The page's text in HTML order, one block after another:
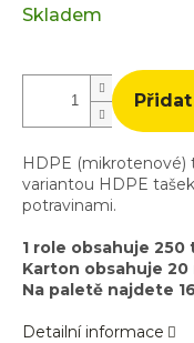
Měrná
Skladem
HDPE (mikrotenové)
variantou HDPE
potravinami.
1 role obsahuje 250
Karton obsahuje 20
Na paletě najdete
Detailní informace